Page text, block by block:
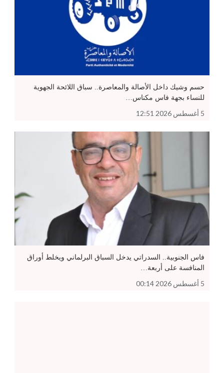
حسم وشيك داخل الأصالة والمعاصرة.. سباق اللائحة الجهوية
للنساء بجهة فاس مكناس…
5 أغسطس 2026 12:51
فاس الجنوبية.. السدراتي يدخل السباق البرلماني ويخلط أوراق
المنافسة على أربعة…
5 أغسطس 2026 00:14